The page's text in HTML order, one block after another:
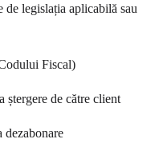
de legislația aplicabilă sau
Fiscal)
ștergere de către client
dezabonare